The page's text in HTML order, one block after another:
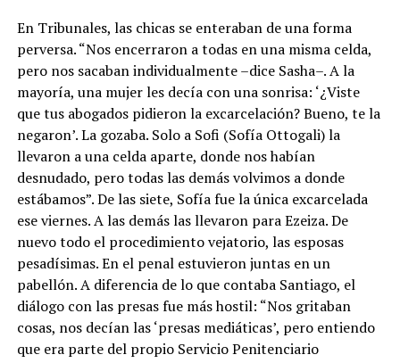
En Tribunales, las chicas se enteraban de una forma
perversa. “Nos encerraron a todas en una misma celda,
pero nos sacaban individualmente –dice Sasha–. A la
mayoría, una mujer les decía con una sonrisa: ‘¿Viste
que tus abogados pidieron la excarcelación? Bueno, te la
negaron’. La gozaba. Solo a Sofi (Sofía Ottogali) la
llevaron a una celda aparte, donde nos habían
desnudado, pero todas las demás volvimos a donde
estábamos”. De las siete, Sofía fue la única excarcelada
ese viernes. A las demás las llevaron para Ezeiza. De
nuevo todo el procedimiento vejatorio, las esposas
pesadísimas. En el penal estuvieron juntas en un
pabellón. A diferencia de lo que contaba Santiago, el
diálogo con las presas fue más hostil: “Nos gritaban
cosas, nos decían las ‘presas mediáticas’, pero entiendo
que era parte del propio Servicio Penitenciario